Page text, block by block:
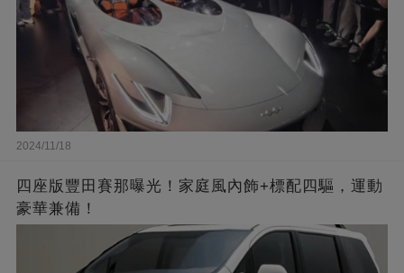
2024/11/18
四座版豐田賽那曝光！家庭風內飾+標配四驅，運動
豪華兼備！